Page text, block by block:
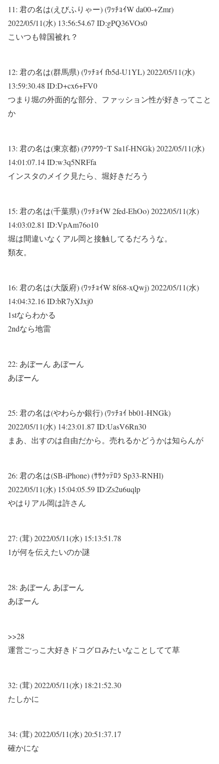
11: 君の名は(えびふりゃー) (ﾜｯﾁｮｲW da00-+Zmr)
2022/05/11(水) 13:56:54.67 ID:gPQ36VOs0
こいつも韓国被れ？
12: 君の名は(群馬県) (ﾜｯﾁｮｲ fb5d-U1YL)2022/05/11(水)
13:59:30.48 ID:D+cx6+FV0
つまり堀の外面的な部分、ファッション性が好きってこと
か
13: 君の名は(東京都) (ｱｳｱｳｳｰT Sa1f-HNGk)2022/05/11(水)
14:01:07.14 ID:w3q5NRFfa
インスタのメイク見たら、堀好きだろう
15: 君の名は(千葉県) (ﾜｯﾁｮｲW 2fed-EhOo)2022/05/11(水)
14:03:02.81 ID:VpAm76o10
堀は間違いなくアル岡と接触してるだろうな。
類友。
16: 君の名は(大阪府) (ﾜｯﾁｮｲW 8f68-xQwj)2022/05/11(水)
14:04:32.16 ID:bR7yXJxj0
1stならわかる
2ndなら地雷
22: あぼーん あぼーん
あぼーん
25: 君の名は(やわらか銀行) (ﾜｯﾁｮｲ bb01-HNGk)
2022/05/11(水) 14:23:01.87 ID:UasV6Rn30
まあ、出すのは自由だから。売れるかどうかは知らんが
26: 君の名は(SB-iPhone) (ｻｻｸｯﾃﾛﾗ Sp33-RNHl)
2022/05/11(水) 15:04:05.59 ID:Zs2u6uqlp
やはりアル岡は許さん
27: (茸)2022/05/11(水) 15:13:51.78
1が何を伝えたいのか謎
28: あぼーん あぼーん
あぼーん
>>28
運営ごっこ大好きドコグロみたいなことしてて草
32: (茸)2022/05/11(水) 18:21:52.30
たしかに
34: (茸)2022/05/11(水) 20:51:37.17
確かにな